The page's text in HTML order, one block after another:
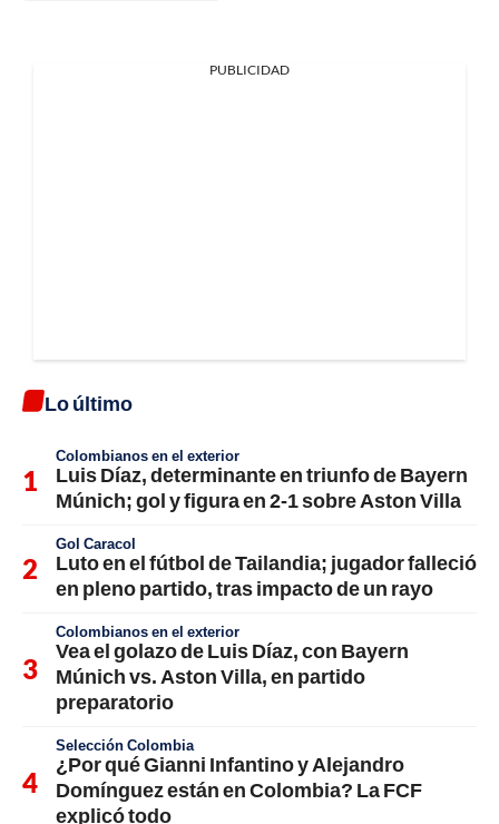
PUBLICIDAD
Lo último
Colombianos en el exterior
Luis Díaz, determinante en triunfo de Bayern
Múnich; gol y figura en 2-1 sobre Aston Villa
Gol Caracol
Luto en el fútbol de Tailandia; jugador falleció
en pleno partido, tras impacto de un rayo
Colombianos en el exterior
Vea el golazo de Luis Díaz, con Bayern
Múnich vs. Aston Villa, en partido
preparatorio
Selección Colombia
¿Por qué Gianni Infantino y Alejandro
Domínguez están en Colombia? La FCF
explicó todo